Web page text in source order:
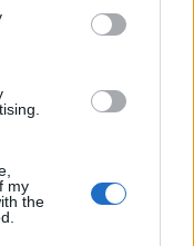
my
the